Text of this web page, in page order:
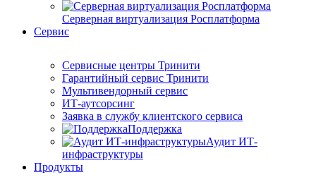
Серверная виртуализация Росплатформа
Сервис
Сервисные центры Тринити
Гарантийный сервис Тринити
Мультивендорный сервис
ИТ-аутсорсинг
Заявка в службу клиентского сервиса
Поддержка
Аудит ИТ-
инфраструктуры
Продукты